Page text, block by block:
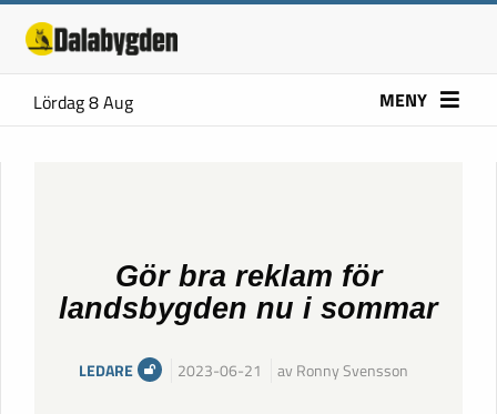
Lördag 8 Aug MENY
Gör bra reklam för
landsbygden nu i sommar
LEDARE 2023-06-21 av Ronny Svensson